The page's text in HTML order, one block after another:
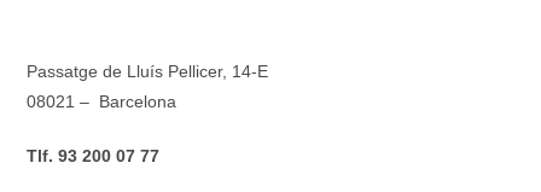
Passatge de Lluís Pellicer, 14-E
08021 – Barcelona
Tlf. 93 200 07 77